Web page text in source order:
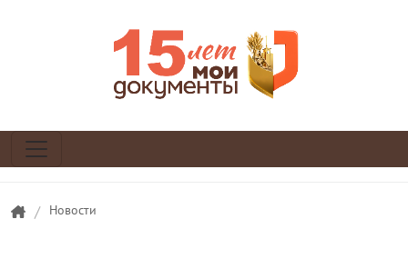
/ Новости